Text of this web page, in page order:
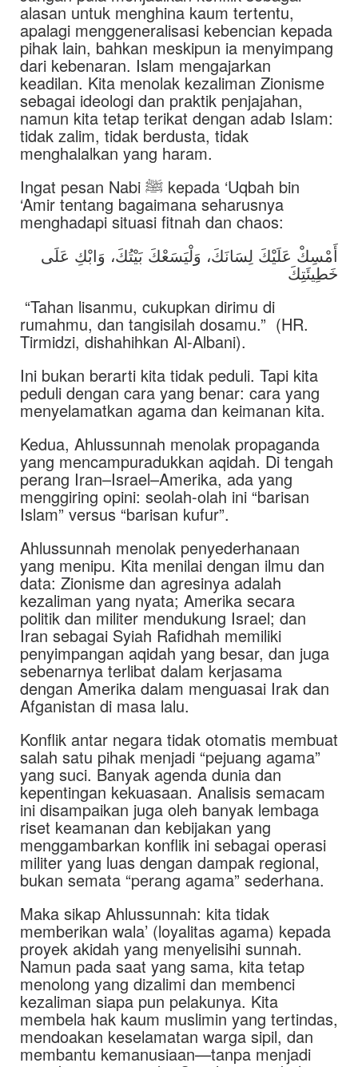
alasan untuk menghina kaum tertentu,
apalagi menggeneralisasi kebencian kepada
pihak lain, bahkan meskipun ia menyimpang
dari kebenaran. Islam mengajarkan
keadilan. Kita menolak kezaliman Zionisme
sebagai ideologi dan praktik penjajahan,
namun kita tetap terikat dengan adab Islam:
tidak zalim, tidak berdusta, tidak
menghalalkan yang haram.
Ingat pesan Nabi ﷺ kepada ‘Uqbah bin
‘Amir tentang bagaimana seharusnya
menghadapi situasi fitnah dan chaos:
أَمْسِكْ عَلَيْكَ لِسَانَكَ، وَلْيَسَعْكَ بَيْتُكَ، وَابْكِ عَلَى
خَطِيئَتِكَ
“Tahan lisanmu, cukupkan dirimu di
rumahmu, dan tangisilah dosamu.” (HR.
Tirmidzi, dishahihkan Al-Albani).
Ini bukan berarti kita tidak peduli. Tapi kita
peduli dengan cara yang benar: cara yang
menyelamatkan agama dan keimanan kita.
Kedua, Ahlussunnah menolak propaganda
yang mencampuradukkan aqidah. Di tengah
perang Iran–Israel–Amerika, ada yang
menggiring opini: seolah-olah ini “barisan
Islam” versus “barisan kufur”.
Ahlussunnah menolak penyederhanaan
yang menipu. Kita menilai dengan ilmu dan
data: Zionisme dan agresinya adalah
kezaliman yang nyata; Amerika secara
politik dan militer mendukung Israel; dan
Iran sebagai Syiah Rafidhah memiliki
penyimpangan aqidah yang besar, dan juga
sebenarnya terlibat dalam kerjasama
dengan Amerika dalam menguasai Irak dan
Afganistan di masa lalu.
Konflik antar negara tidak otomatis membuat
salah satu pihak menjadi “pejuang agama”
yang suci. Banyak agenda dunia dan
kepentingan kekuasaan. Analisis semacam
ini disampaikan juga oleh banyak lembaga
riset keamanan dan kebijakan yang
menggambarkan konflik ini sebagai operasi
militer yang luas dengan dampak regional,
bukan semata “perang agama” sederhana.
Maka sikap Ahlussunnah: kita tidak
memberikan wala’ (loyalitas agama) kepada
proyek akidah yang menyelisihi sunnah.
Namun pada saat yang sama, kita tetap
menolong yang dizalimi dan membenci
kezaliman siapa pun pelakunya. Kita
membela hak kaum muslimin yang tertindas,
mendoakan keselamatan warga sipil, dan
membantu kemanusiaan—tanpa menjadi